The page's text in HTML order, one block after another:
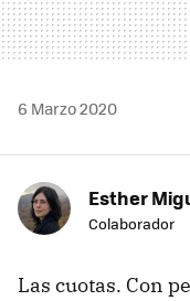
6 Marzo 2020
Esther
Colaborador
Las cuotas. Con